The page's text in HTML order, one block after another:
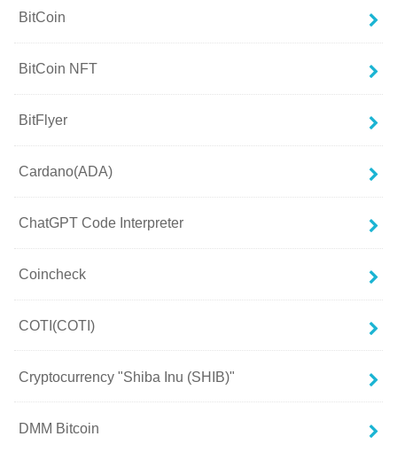
BitCoin
BitCoin NFT
BitFlyer
Cardano(ADA)
ChatGPT Code Interpreter
Coincheck
COTI(COTI)
Cryptocurrency "Shiba Inu (SHIB)"
DMM Bitcoin